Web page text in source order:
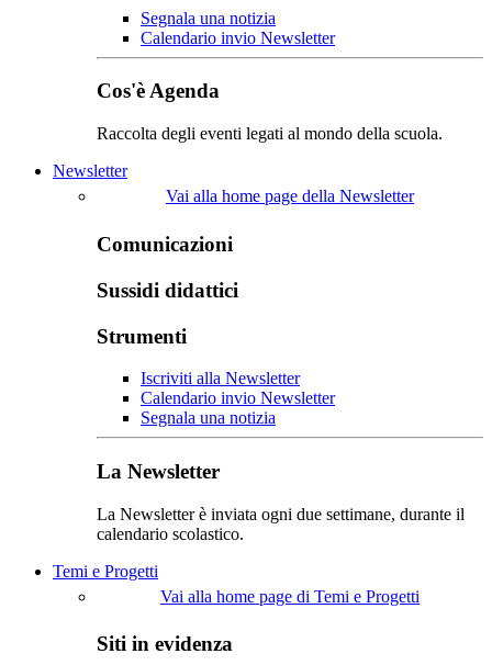
Segnala una notizia
Calendario invio Newsletter
Cos'è Agenda
Raccolta degli eventi legati al mondo della scuola.
Newsletter
Vai alla home page della Newsletter
Comunicazioni
Sussidi didattici
Strumenti
Iscriviti alla Newsletter
Calendario invio Newsletter
Segnala una notizia
La Newsletter
La Newsletter è inviata ogni due settimane, durante il
calendario scolastico.
Temi e Progetti
Vai alla home page di Temi e Progetti
Siti in evidenza